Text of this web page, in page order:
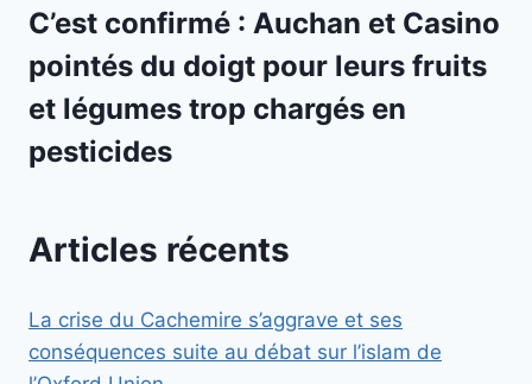
C’est confirmé : Auchan et Casino
pointés du doigt pour leurs fruits
et légumes trop chargés en
pesticides
Articles récents
La crise du Cachemire s’aggrave et ses
conséquences suite au débat sur l’islam de